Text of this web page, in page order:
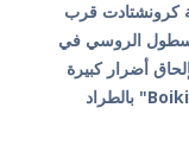
كرونشتادت قرب
الروسي في
أضرار كبيرة
بالطراد "Boikiy" من فئة Steregushchiy أثناء وجوده في